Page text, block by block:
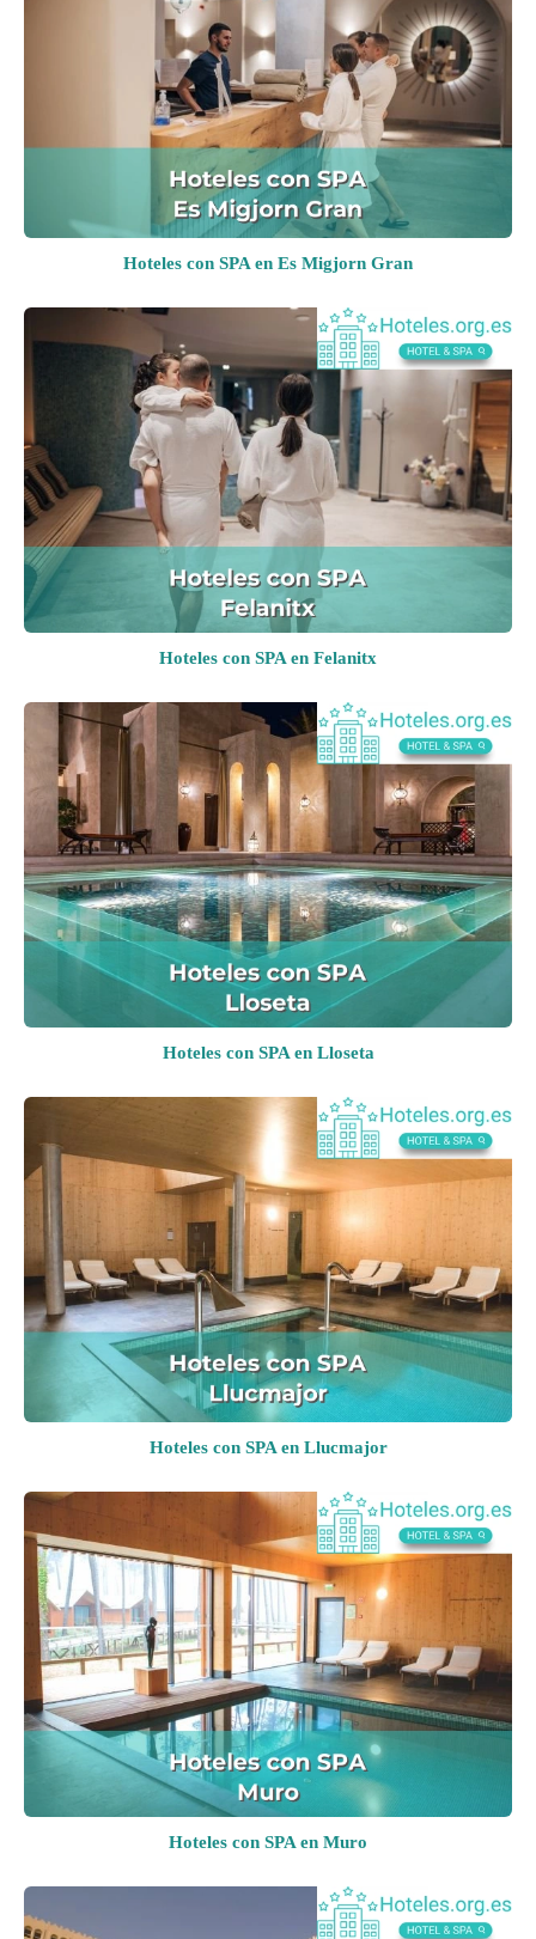
Hoteles con SPA en Es Migjorn Gran
Hoteles con SPA en Felanitx
Hoteles con SPA en Lloseta
Hoteles con SPA en Llucmajor
Hoteles con SPA en Muro